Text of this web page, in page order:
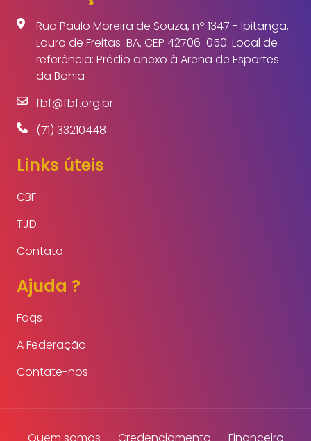
Rua Paulo Moreira de Souza, nº 1347 - Ipitanga,
Lauro de Freitas-BA. CEP 42706-050. Local de
referência: Prédio anexo à Arena de Esportes
da Bahia
fbf@fbf.org.br
(71) 33210448
Links úteis
CBF
TJD
Contato
Ajuda ?
Faqs
A Federação
Contate-nos
Quem somos Credenciamento Financeiro